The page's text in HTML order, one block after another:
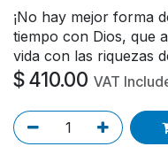
¡No hay mejor forma
tiempo con Dios, que
vida con las riquezas
$410.00 VAT